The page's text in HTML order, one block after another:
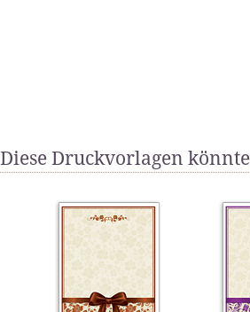
Diese Druckvorlagen